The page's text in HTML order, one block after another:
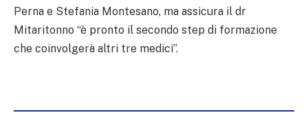
Perna e Stefania Montesano, ma assicura il dr
Mitaritonno “è pronto il secondo step di formazione
che coinvolgerà altri tre medici”.